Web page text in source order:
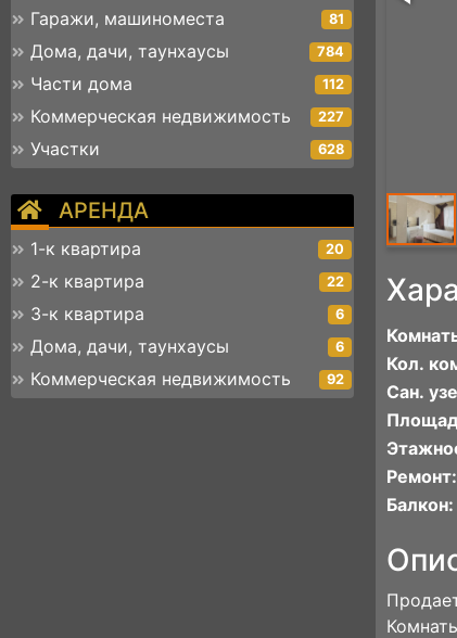
Гаражи, машиноместа 81
Дома, дачи, таунхаусы 784
Части дома 112
Коммерческая недвижимость 227
Участки 628
АРЕНДА
1-к квартира 20
2-к квартира 22
3-к квартира 6
Дома, дачи, таунхаусы 6
Коммерческая недвижимость 92
Кол.
Сан.
Ремонт:
Балкон: